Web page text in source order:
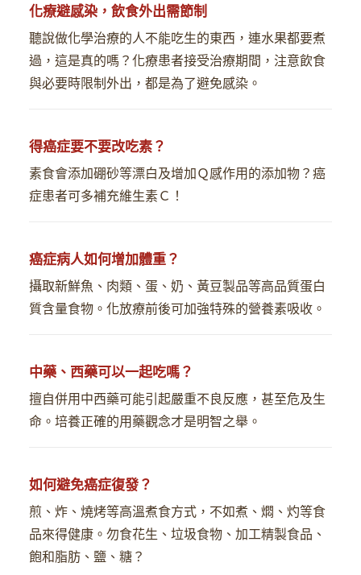
化療避感染，飲食外出需節制
聽說做化學治療的人不能吃生的東西，連水果都要煮
過，這是真的嗎？化療患者接受治療期間，注意飲食
與必要時限制外出，都是為了避免感染。
得癌症要不要改吃素？
素食會添加硼砂等漂白及增加Ｑ感作用的添加物？癌
症患者可多補充維生素Ｃ！
癌症病人如何增加體重？
攝取新鮮魚、肉類、蛋、奶、黃豆製品等高品質蛋白
質含量食物。化放療前後可加強特殊的營養素吸收。
中藥、西藥可以一起吃嗎？
擅自併用中西藥可能引起嚴重不良反應，甚至危及生
命。培養正確的用藥觀念才是明智之舉。
如何避免癌症復發？
煎、炸、燒烤等高溫煮食方式，不如煮、燜、灼等食
品來得健康。勿食花生、垃圾食物、加工精製食品、
飽和脂肪、鹽、糖？